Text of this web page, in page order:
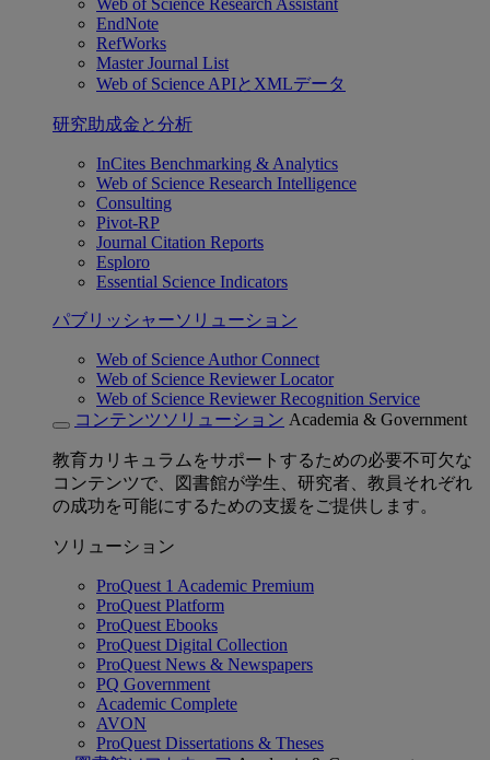
Web of Science Research Assistant
EndNote
RefWorks
Master Journal List
Web of Science APIとXMLデータ
研究助成金と分析
InCites Benchmarking & Analytics
Web of Science Research Intelligence
Consulting
Pivot-RP
Journal Citation Reports
Esploro
Essential Science Indicators
パブリッシャーソリューション
Web of Science Author Connect
Web of Science Reviewer Locator
Web of Science Reviewer Recognition Service
コンテンツソリューション Academia & Government
教育カリキュラムをサポートするための必要不可欠な
コンテンツで、図書館が学生、研究者、教員それぞれ
の成功を可能にするための支援をご提供します。
ソリューション
ProQuest 1 Academic Premium
ProQuest Platform
ProQuest Ebooks
ProQuest Digital Collection
ProQuest News & Newspapers
PQ Government
Academic Complete
AVON
ProQuest Dissertations & Theses